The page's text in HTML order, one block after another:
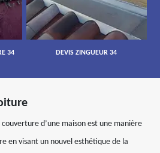
34 DEVIS ZINGUEUR 34
d’une maison est une manière
en visant un nouvel esthétique de la